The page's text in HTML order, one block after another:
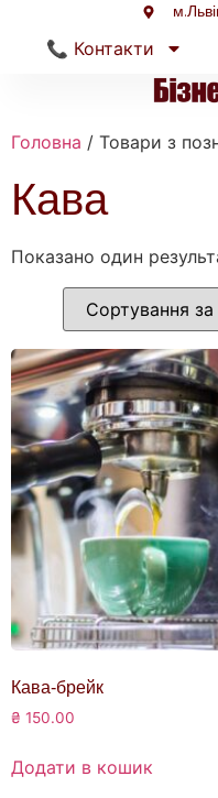
📞 Контакти
Головна / Товари з
Кава
Показано один
Кава-брейк
₴ 150.00
Додати в кошик